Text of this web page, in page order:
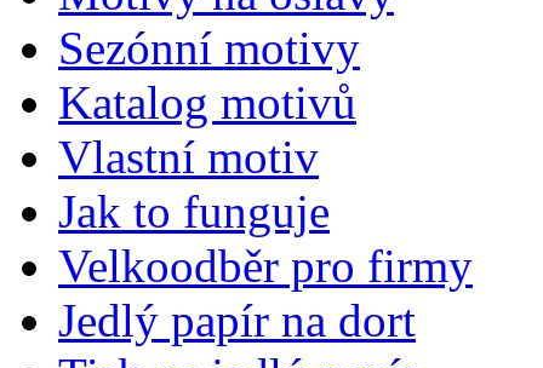
Sezónní motivy
Katalog motivů
Vlastní motiv
Jak to funguje
Velkoodběr pro firmy
Jedlý papír na dort